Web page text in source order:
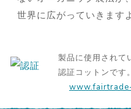
世界に広がっていきます
製品に使用されて
認証コットンです。